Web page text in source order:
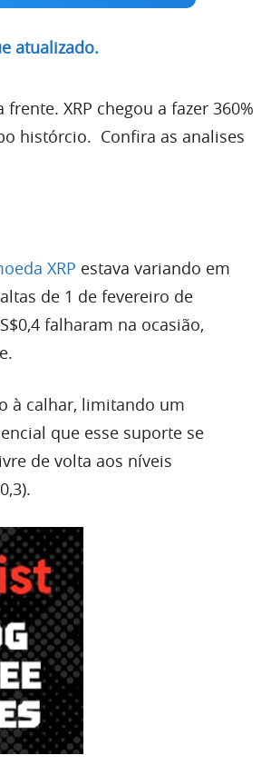
atualizado.
XRP chegou a fazer 360%
histórcio. Confira as analises
XRP estava variando em
de 1 de fevereiro de
falharam na ocasião,
à calhar, limitando um
que esse suporte se
de volta aos níveis